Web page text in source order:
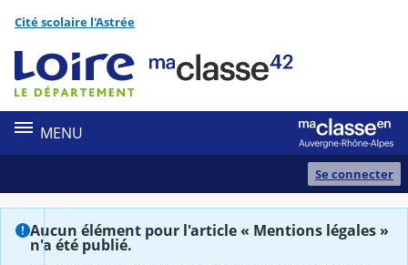
Contenu
Cité scolaire l'Astrée
MENU
Se connecter
Aucun élément pour l'article « Mentions légales »
n'a été publié.